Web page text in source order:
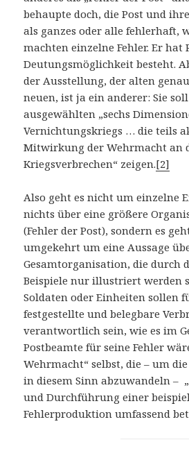
behaupte doch, die Post und
als ganzes oder alle fehlerhaft,
machten einzelne Fehler. Er hat
Deutungsmöglichkeit besteht.
der Ausstellung, der alten
neuen, ist ja ein anderer: Sie
ausgewählten „sechs
Vernichtungskriegs … die teils
Mitwirkung der Wehrmacht an
Kriegsverbrechen“ zeigen.[2]
Also geht es nicht um einzelne
nichts über eine größere
(Fehler der Post), sondern es
umgekehrt um eine Aussage
Gesamtorganisation, die durch
Beispiele nur illustriert werden
Soldaten oder Einheiten sollen
festgestellte und belegbare
verantwortlich sein, wie es im
Postbeamte für seine Fehler
Wehrmacht“ selbst, die – um
in diesem Sinn abzuwandeln –
und Durchführung einer
Fehlerproduktion umfassend